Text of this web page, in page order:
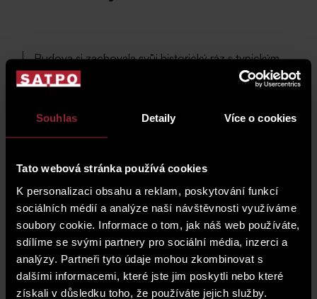
Souhlas Detaily Více o cookies
Tato webová stránka používá cookies
K personalizaci obsahu a reklam, poskytování funkcí
sociálních médií a analýze naší návštěvnosti využíváme
soubory cookie. Informace o tom, jak náš web používáte,
sdílíme se svými partnery pro sociální média, inzerci a
analýzy. Partneři tyto údaje mohou zkombinovat s
dalšími informacemi, které jste jim poskytli nebo které
získali v důsledku toho, že používáte jejich služby.
Budova si zachovala svůj historický ráz s typickým
uspořádáním městského činžovního domu. Okna
jsou kombinací dřevěných a plastových výplní a
vlastních plynových kotlů, což umožňuje individuální
disponuje novou střechou. Společné prostory jsou
v udržovaném stavu a dům není vybaven výtahem.
Do budoucna jsou plánovány také úpravy
společných částí domu, zejména oprava fasády,
obnova vstupního vestibulu a kultivace dvorního
prostoru. Tyto investice dále zvýší komfort bydlení i
dlouhodobou hodnotu celé nemovitosti.